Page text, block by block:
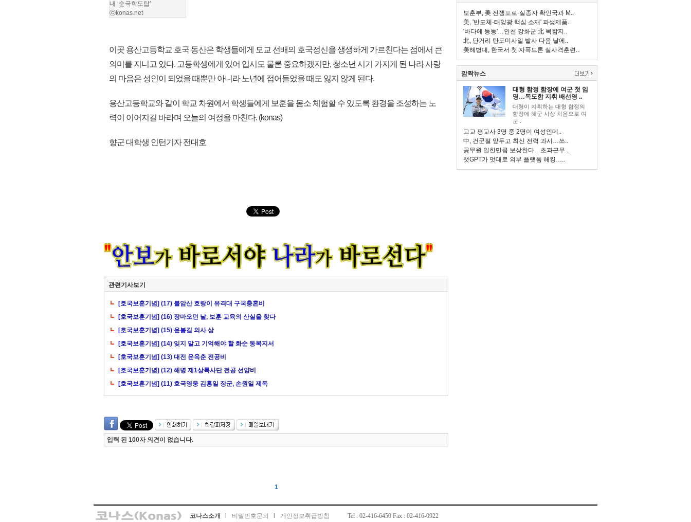
내 ‘순국학도탑’
ⓒkonas.net
이곳 용산고등학교 호국 동산은 학생들에게 모교 선배의 호국정신을 생생하게 가르친다는 점에서 큰
의미를 지니고 있다. 고등학생에게 있어 입시도 물론 중요하겠지만, 청소년 시기 가지게 된 나라 사랑
의 마음은 성인이 되었을 때뿐만 아니라 노년에 접어들었을 때도 잃지 않게 된다.
용산고등학교와 같이 학교 차원에서 학생들에게 보훈을 몸소 체험할 수 있도록 환경을 조성하는 노
력이 이어지길 바라며 오늘의 여정을 마친다. (konas)
향군 대학생 인턴기자 전대호
관련기사보기
[호국보훈기념] (17) 불암산 호랑이 유격대 구국충혼비
[호국보훈기념] (16) 장마오던 날, 보훈 교육의 산실을 찾다
[호국보훈기념] (15) 윤봉길 의사 상
[호국보훈기념] (14) 잊지 말고 기억해야 할 화순 동복지서
[호국보훈기념] (13) 대전 윤옥춘 전공비
[호국보훈기념] (12) 해병 제1상륙사단 전공 선양비
[호국보훈기념] (11) 호국영웅 김홍일 장군, 손원일 제독
입력 된 100자 의견이 없습니다.
1
보훈부, 美 전쟁포로·실종자 확인국과 M..
美, '반도체·태양광 핵심 소재' 파생제품..
'바다에 둥둥'…인천 강화군 北 목함지..
北, 단거리 탄도미사일 발사 다음 날에..
美해병대, 한국서 첫 자폭드론 실사격훈련..
깜짝뉴스
대형 함정 함장에 여군 첫 임
명…독도함 지휘 배선영 ..
대령이 지휘하는 대형 함정의
함장에 해군 사상 처음으로 여
군..
고교 평교사 3명 중 2명이 여성인데..
中, 건군절 앞두고 최신 전력 과시…쓰..
공무원 일한만큼 보상한다…초과근무 ..
챗GPT가 멋대로 외부 플랫폼 해킹…..
코나스소개 비밀번호문의 개인정보취급방침 Tel : 02-416-6450 Fax : 02-416-0922